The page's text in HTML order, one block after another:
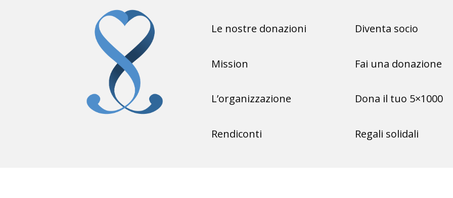
Le nostre donazioni
Mission
L’organizzazione
Rendiconti
Diventa socio
Fai una donazione
Dona il tuo 5×1000
Regali solidali